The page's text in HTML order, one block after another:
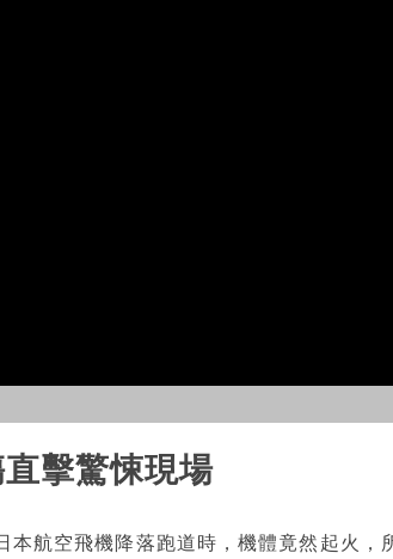
擊驚悚現場
本航空飛機降落跑道時，機體竟然起火，